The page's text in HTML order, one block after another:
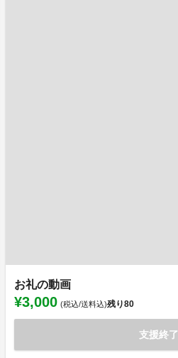
お礼の動画
¥3,000 (税込/送料込)残り80
支援終了